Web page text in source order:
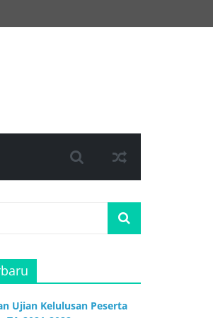
Ujian Kelulusan Peserta